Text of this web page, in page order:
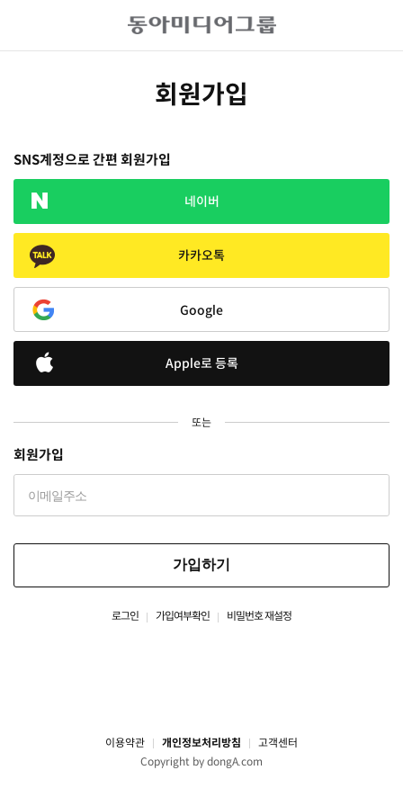
회원가입
SNS계정으로 간편 회원가입
네이버
카카오톡
Google
Apple로 등록
또는
회원가입
가입하기
로그인 가입여부확인 비밀번호 재설정
이용약관 개인정보처리방침
고객센터
Copyright by dongA.com